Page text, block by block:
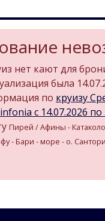
нет кают для
была
по круизу
c 14.07.2026 по
Пирей / Афины -
- Бари - море - о.